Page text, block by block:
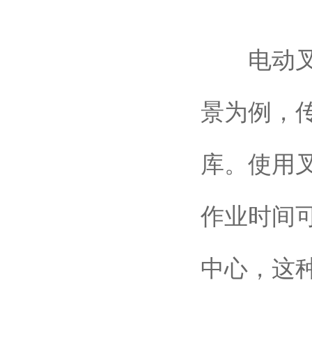
电动叉
景为例，
库。使用
作业时间
中心，这